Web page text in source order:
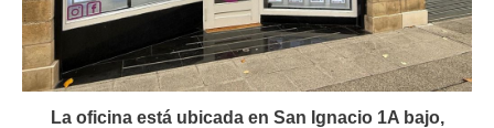
La oficina está ubicada en San Ignacio 1A bajo,